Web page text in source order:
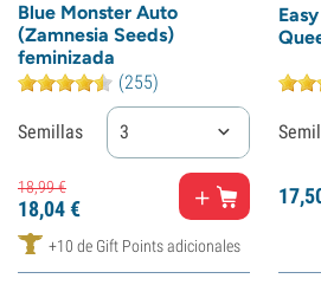
Blue Monster Auto
(Zamnesia Seeds)
feminizada
(255)
Semillas 3
18,99€
18,04€
+10 de Gift Points adicionales
17,